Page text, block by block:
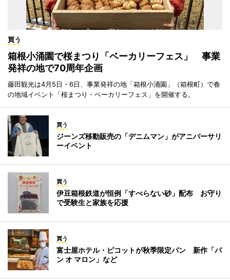
買う
箱根小涌園で桜まつり「ベーカリーフェス」 事業
発祥の地で70周年企画
藤田観光は4月5日・6日、事業発祥の地「箱根小涌園」（箱根町）で春
の地域イベント「桜まつり・ベーカリーフェス」を開催する。
買う
ジーンズ移動販売の「デニムマン」がアニバーサリ
ーイベント
買う
伊豆箱根鉄道が恒例「すべらない砂」配布 お守り
で受験生と家族を応援
買う
富士屋ホテル・ピコットが秋季限定パン 新作「パ
ン オ マロン」など